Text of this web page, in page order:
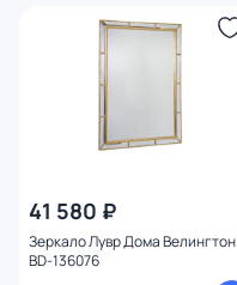
41 580 ₽
Зеркало Лувр Дома Велингтон
BD-136076